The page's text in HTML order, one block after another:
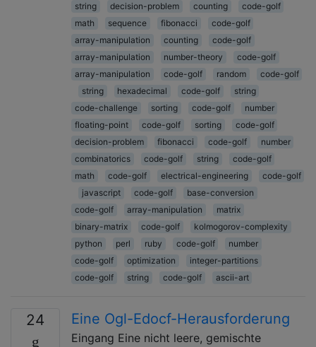
string
decision-problem counting
code-golf
math
sequence fibonacci
code-golf
array-manipulation
counting
code-golf
array-manipulation
number-theory
code-golf
array-manipulation
code-golf random
code-golf
string
hexadecimal code-golf
string
code-challenge
sorting code-golf
number
floating-point
code-golf sorting
code-golf
decision-problem
fibonacci code-golf
number
combinatorics
code-golf string
code-golf
math
code-golf electrical-engineering
code-golf
javascript
code-golf
base-conversion
code-golf
array-manipulation
matrix
binary-matrix
code-golf
kolmogorov-complexity
python
perl ruby code-golf
number
code-golf
optimization
integer-partitions
code-golf
string code-golf ascii-art
24 Eine Ogl-Edocf-Herausforderung
Eingang Eine nicht leere, gemischte